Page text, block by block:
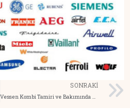
SONRAKI